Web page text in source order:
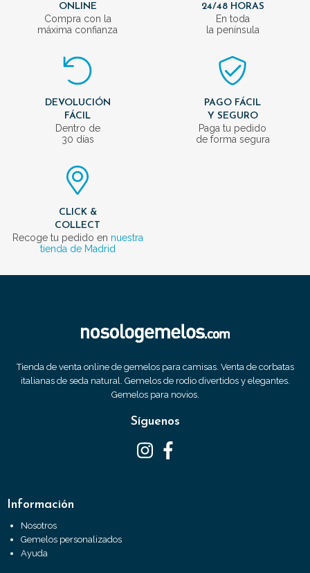
ONLINE
Compra con la
máxima confianza
24/48 HORAS
En toda
la península
DEVOLUCIÓN
FÁCIL
Dentro de
30 días
PAGO FÁCIL
Y SEGURO
Paga tu pedido
de forma segura
CLICK &
COLLECT
Recoge tu pedido en nuestra
tienda de Madrid
Tienda de venta online de gemelos para camisas. Venta de corbatas
italianas de seda natural. Gemelos de rodio divertidos y elegantes.
Gemelos para novios.
Síguenos
Información
Nosotros
Gemelos personalizados
Ayuda